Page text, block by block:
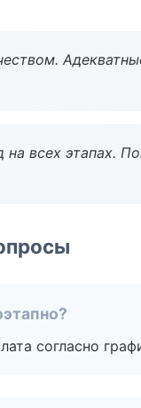
всех этапах.
согласно